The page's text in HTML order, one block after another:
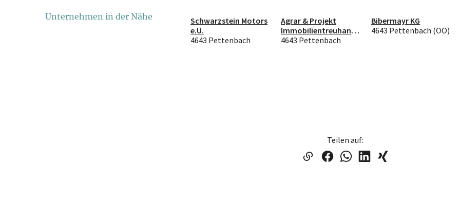
Unternehmen in der Nähe
Schwarzstein Motors
e.U.
4643 Pettenbach
Agrar & Projekt
Immobilientreuhand
GmbH
4643 Pettenbach
Bibermayr KG
4643 Pettenbach (OÖ)
Teilen auf: